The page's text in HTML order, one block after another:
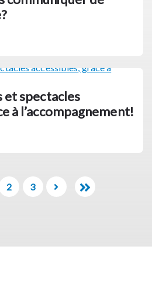
et spectacles
à l’accompagnement!
2 3